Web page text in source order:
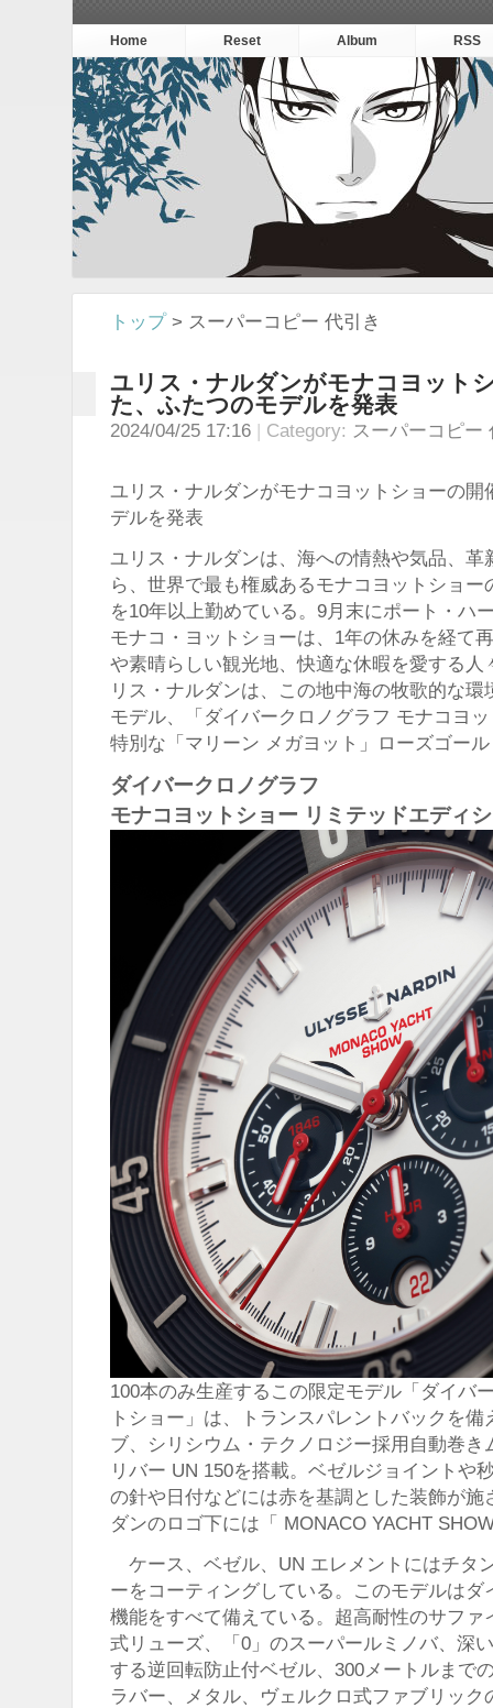
Home Reset Album RSS
トップ> スーパーコピー 代引き
ユリス・ナルダンがモナコヨット
た、ふたつのモデルを発表
2024/04/25 17:16 Category: スーパーコピー
ユリス・ナルダンがモナコヨットショーの
デルを発表
ユリス・ナルダンは、海への情熱や気品、
ら、世界で最も権威あるモナコヨットショ
を10年以上勤めている。9月末にポート・ハ
モナコ・ヨットショーは、1年の休みを経て
や素晴らしい観光地、快適な休暇を愛する
リス・ナルダンは、この地中海の牧歌的な
モデル、「ダイバークロノグラフ モナコヨ
特別な「マリーン メガヨット」ローズゴー
ダイバークロノグラフ
モナコヨットショー リミテッドエディ
100本のみ生産するこの限定モデル「ダイバ
トショー」は、トランスパレントバックを
ブ、シリシウム・テクノロジー採用自動巻
リバー UN 150を搭載。ベゼルジョイントや
の針や日付などには赤を基調とした装飾が
ダンのロゴ下には「 MONACO YACHT
ケース、ベゼル、UN エレメントにはチタ
ーをコーティングしている。このモデルは
機能をすべて備えている。超高耐性のサフ
式リューズ、「0」のスーパールミノバ、深
する逆回転防止付ベゼル、300メートルまで
ラバー、メタル、ヴェルクロ式ファブリッ